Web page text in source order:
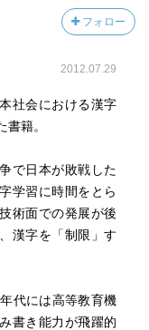
フォロー
2012.07.29
社会における漢字
籍。
で日本が敗戦した
学習に時間をとら
術面での発展が後
漢字を「制限」す
代には高等教育機
書き能力が飛躍的